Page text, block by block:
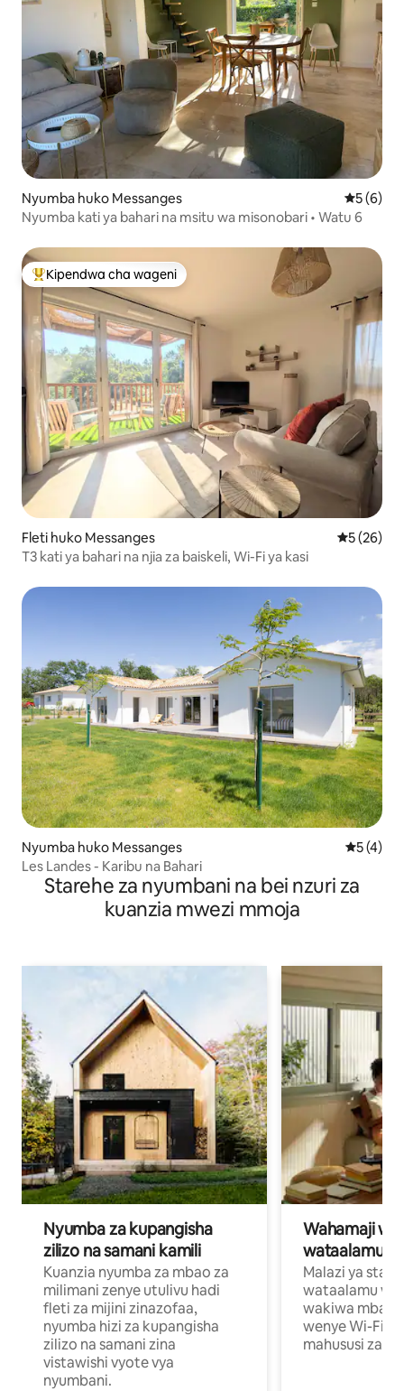
Nyumba huko Messanges
5 (6)
Nyumba kati ya bahari na msitu wa misonobari • Watu 6
Kipendwa maarufu cha wageni
Kipendwa cha wageni
Fleti huko Messanges Ukadiriaji
5 (26)
T3 kati ya bahari na njia za baiskeli, Wi-Fi ya kasi
Nyumba huko Messanges
5 (4)
Les Landes - Karibu na Bahari
Starehe za nyumbani na bei nzuri za
kuanzia mwezi mmoja
Nyumba za kupangisha
zilizo na samani kamili
Kuanzia nyumba za mbao za
milimani zenye utulivu hadi
fleti za mijini zinazofaa,
nyumba hizi za kupangisha
zilizo na samani zina
vistawishi vyote vya
nyumbani.
Wahamaji
wataalamu
Malazi ya
wataalamu
wakiwa mbali
wenye Wi-Fi
mahususi za